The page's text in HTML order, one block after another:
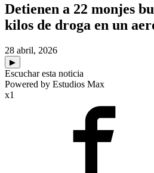
Detienen a 22 monjes
kilos de droga en un
28 abril, 2026
▶
Escuchar esta noticia
Powered by Estudios Max
x1